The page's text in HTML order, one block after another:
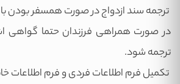
ترجمه سند ازدواج در صورت همسفر بودن
در صورت همراهی فرزندان حتما گواهی
ترجمه شود.
تکمیل فرم اطلاعات فردی و فرم اطلاعات